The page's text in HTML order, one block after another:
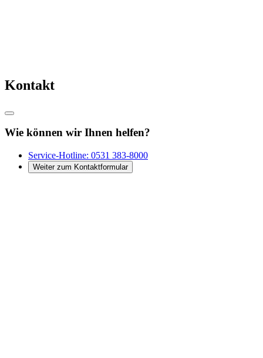
Kontakt
Wie können wir Ihnen helfen?
Service-Hotline: 0531 383-8000